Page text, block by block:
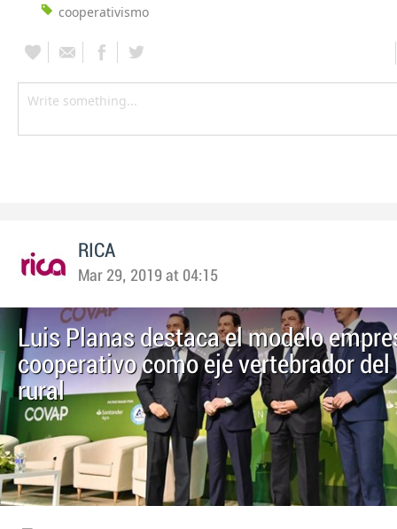
cooperativismo
RICA
Mar 29, 2019 at 04:15
Luis Planas destaca el modelo
cooperativo como eje vertebrador del
rural